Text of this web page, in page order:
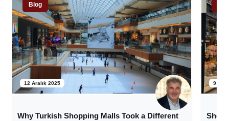
Blog
12 Aralık 2025
Why Turkish Shopping Malls Took a Different
9